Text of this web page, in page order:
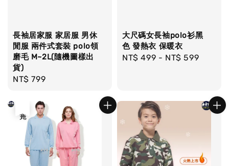
長袖居家服 家居服 男休
閒服 兩件式套裝 polo領
磨毛 M~2L(隨機圖樣出
貨)
Regular
NT$ 799
大尺碼女長袖polo衫黑
色 發熱衣 保暖衣
Regular
NT$ 499 - NT$ 599